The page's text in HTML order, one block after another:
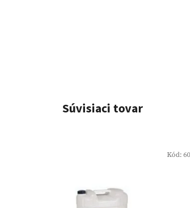
Súvisiaci tovar
Kód: